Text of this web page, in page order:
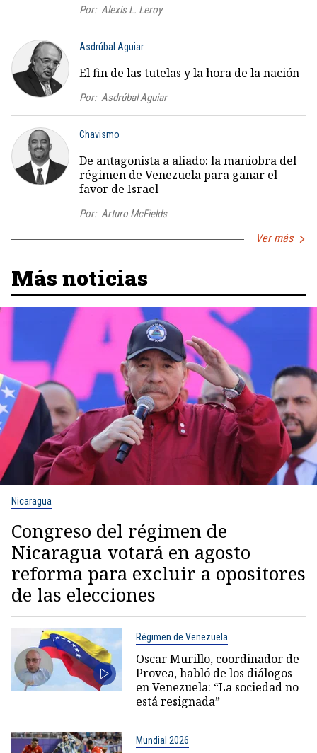
Por: Alexis L. Leroy
Asdrúbal Aguiar
El fin de las tutelas y la hora de la nación
Por: Asdrúbal Aguiar
Chavismo
De antagonista a aliado: la maniobra del
régimen de Venezuela para ganar el
favor de Israel
Por: Arturo McFields
Ver más
Más noticias
Nicaragua
Congreso del régimen de
Nicaragua votará en agosto
reforma para excluir a opositores
de las elecciones
Régimen de Venezuela
Oscar Murillo, coordinador de
Provea, habló de los diálogos
en Venezuela: “La sociedad no
está resignada”
Mundial 2026